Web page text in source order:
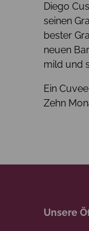
Diego
seinen
bester
neuen
mild und
Ein
Zehn
Unsere